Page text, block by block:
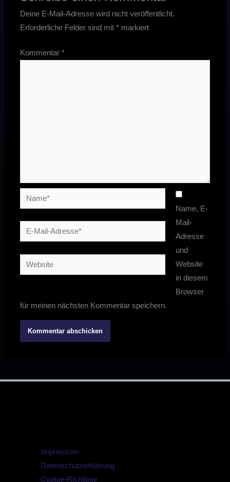
Deine E-Mail-Adresse wird nicht veröffentlicht.
Erforderliche Felder sind mit* markiert
Kommentar*
Name*
E-
Mail-
Adresse*
Website
Name, E-
Mail-
Adresse
und
Website
in diesem
Browser
für meinen nächsten Kommentar speichern.
Impressum
Datenschutzerklärung
Cookie-Richtlinie